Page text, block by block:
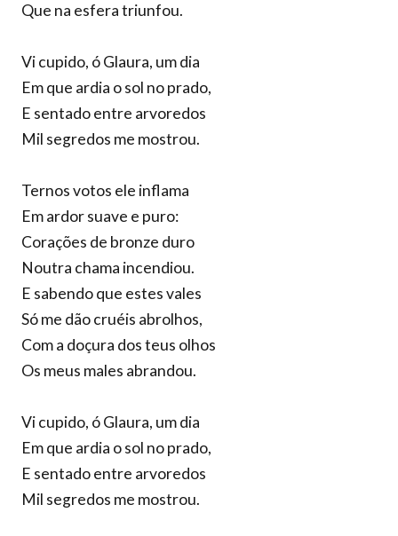
Que na esfera triunfou.
Vi cupido, ó Glaura, um dia
Em que ardia o sol no prado,
E sentado entre arvoredos
Mil segredos me mostrou.
Ternos votos ele inflama
Em ardor suave e puro:
Corações de bronze duro
Noutra chama incendiou.
E sabendo que estes vales
Só me dão cruéis abrolhos,
Com a doçura dos teus olhos
Os meus males abrandou.
Vi cupido, ó Glaura, um dia
Em que ardia o sol no prado,
E sentado entre arvoredos
Mil segredos me mostrou.